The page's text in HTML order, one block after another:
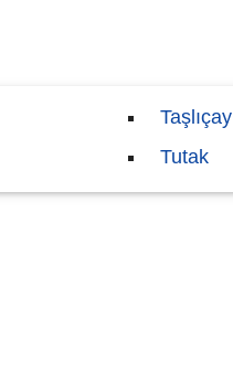
Taşlıçay
Tutak